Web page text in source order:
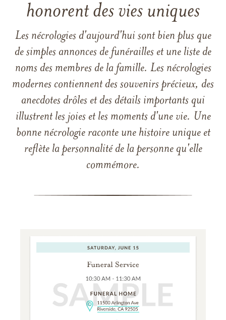
honorent des vies uniques
Les nécrologies d'aujourd'hui sont bien plus que
de simples annonces de funérailles et une liste de
noms des membres de la famille. Les nécrologies
modernes contiennent des souvenirs précieux, des
anecdotes drôles et des détails importants qui
illustrent les joies et les moments d'une vie. Une
bonne nécrologie raconte une histoire unique et
reflète la personnalité de la personne qu'elle
commémore.